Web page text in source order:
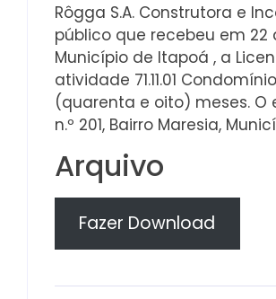
Rôgga S.A. Construtora e
público que recebeu em
Município de Itapoá , a
atividade 71.11.01
(quarenta e oito) meses. O
n.º 201, Bairro Maresia,
Arquivo
Fazer Download